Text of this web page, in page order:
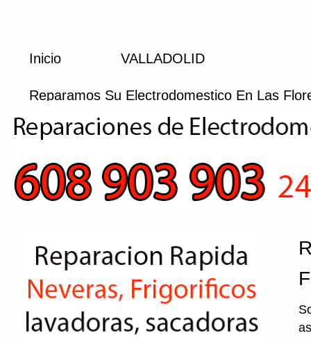
Inicio VALLADOLID
Reparamos Su Electrodomestico En Las